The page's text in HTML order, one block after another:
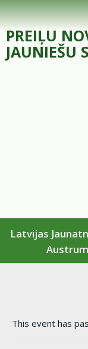
PREIĻU
JAUNIEŠU
Latvijas
This event has